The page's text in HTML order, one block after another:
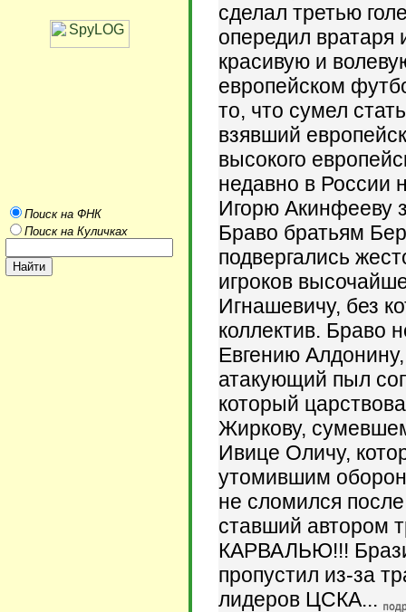
Поиск на ФНК
Поиск на Куличках
сделал третью
опередил
красивую и
европейском
то, что сумел
взявший
высокого
недавно в России
Игорю Акинфееву
Браво братьям
подвергались
игроков
Игнашевичу, без
коллектив. Браво
Евгению
атакующий пыл
который
Жиркову,
Ивице Оличу,
утомившим
не сломился
ставший автором
КАРВАЛЬЮ!!!
пропустил из-за
лидеров ЦСКА...